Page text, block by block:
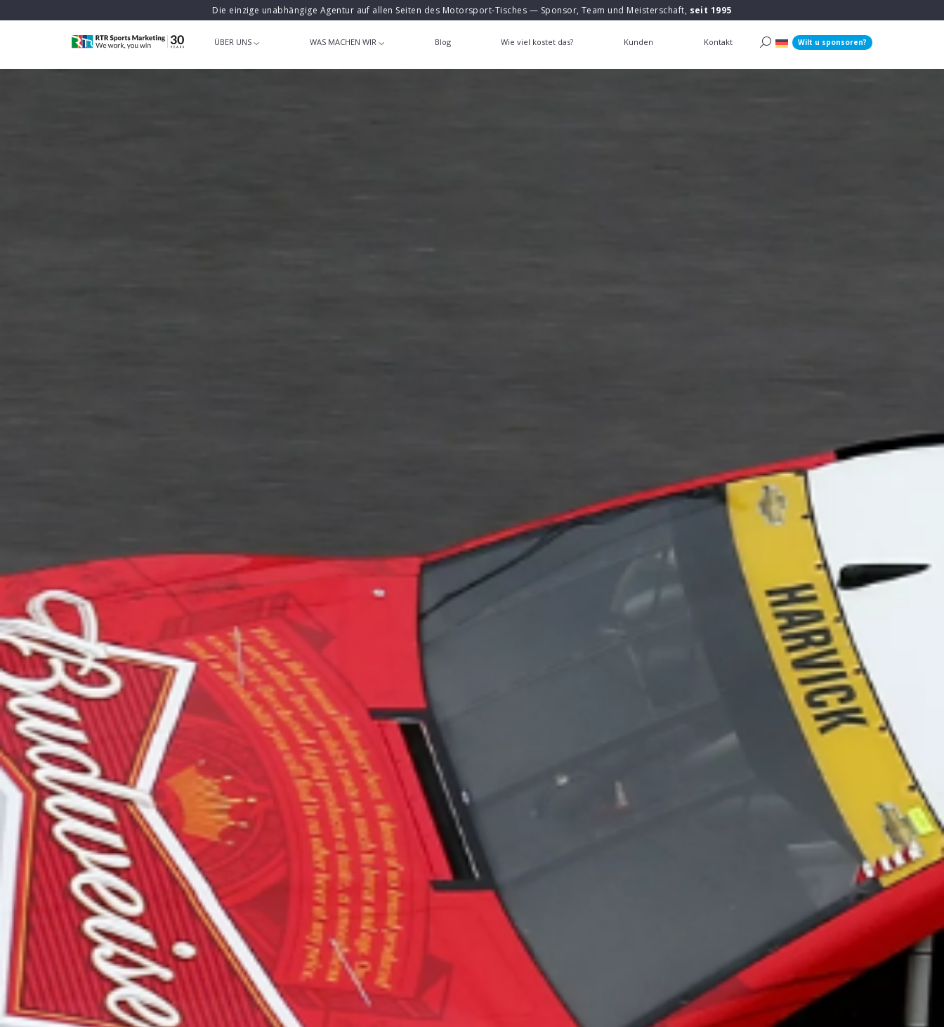
Die einzige unabhängige Agentur auf allen Seiten des Motorsport-Tisches — Sponsor, Team und Meisterschaft, seit 1995
ÜBER UNS WAS MACHEN WIR Blog Wie viel kostet das? Kunden Kontakt Wilt u sponsoren?